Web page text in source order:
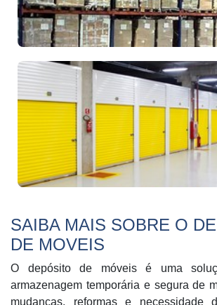
SAIBA MAIS SOBRE O
DE MOVEIS
O depósito de móveis é uma
armazenagem temporária e segura de
mudanças, reformas e necessidade